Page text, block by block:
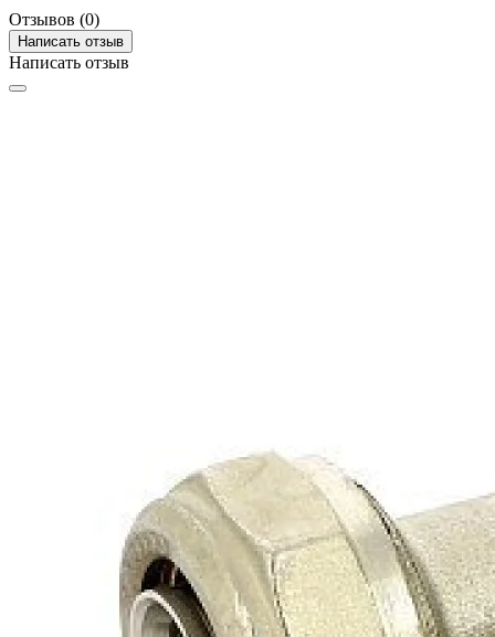
Отзывов (0)
Написать отзыв
Написать отзыв